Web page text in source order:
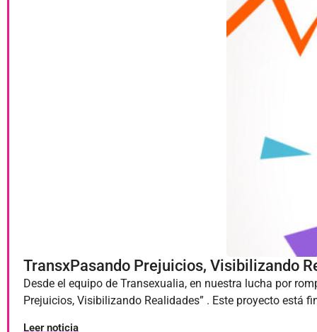
TransxPasando Prejuicios, Visibilizando
Desde el equipo de Transexualia, en nuestra lucha por
Prejuicios, Visibilizando Realidades” . Este proyecto está
Leer noticia